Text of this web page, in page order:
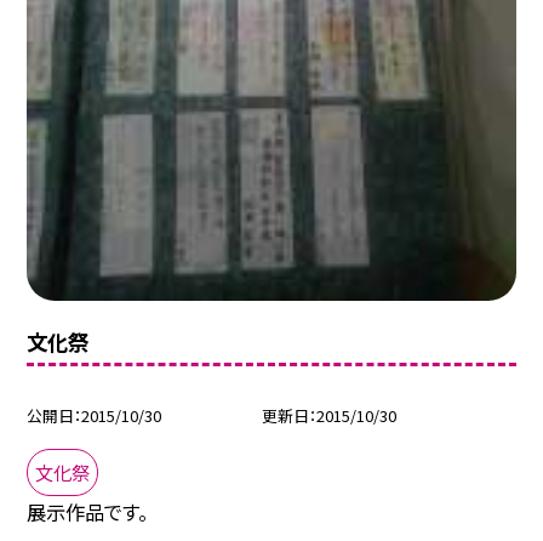
文化祭
公開日 2015/10/30 更新日 2015/10/30
文化祭
展示作品です。